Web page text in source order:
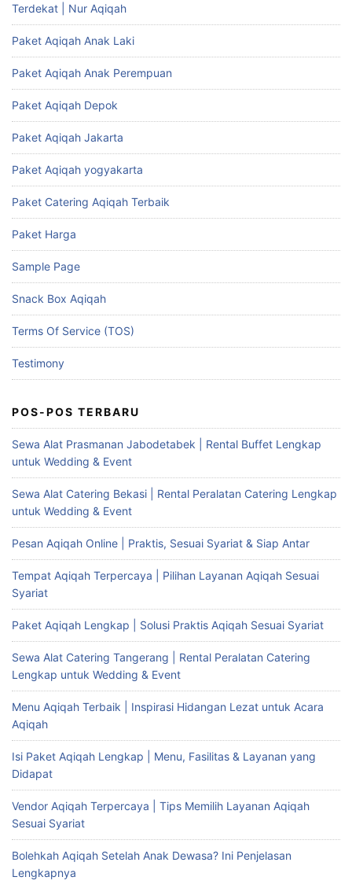
Terdekat | Nur Aqiqah
Paket Aqiqah Anak Laki
Paket Aqiqah Anak Perempuan
Paket Aqiqah Depok
Paket Aqiqah Jakarta
Paket Aqiqah yogyakarta
Paket Catering Aqiqah Terbaik
Paket Harga
Sample Page
Snack Box Aqiqah
Terms Of Service (TOS)
Testimony
POS-POS TERBARU
Sewa Alat Prasmanan Jabodetabek | Rental Buffet Lengkap
untuk Wedding & Event
Sewa Alat Catering Bekasi | Rental Peralatan Catering Lengkap
untuk Wedding & Event
Pesan Aqiqah Online | Praktis, Sesuai Syariat & Siap Antar
Tempat Aqiqah Terpercaya | Pilihan Layanan Aqiqah Sesuai
Syariat
Paket Aqiqah Lengkap | Solusi Praktis Aqiqah Sesuai Syariat
Sewa Alat Catering Tangerang | Rental Peralatan Catering
Lengkap untuk Wedding & Event
Menu Aqiqah Terbaik | Inspirasi Hidangan Lezat untuk Acara
Aqiqah
Isi Paket Aqiqah Lengkap | Menu, Fasilitas & Layanan yang
Didapat
Vendor Aqiqah Terpercaya | Tips Memilih Layanan Aqiqah
Sesuai Syariat
Bolehkah Aqiqah Setelah Anak Dewasa? Ini Penjelasan
Lengkapnya